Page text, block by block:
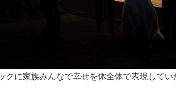
クに家族みんなで幸せを体全体で表現してい